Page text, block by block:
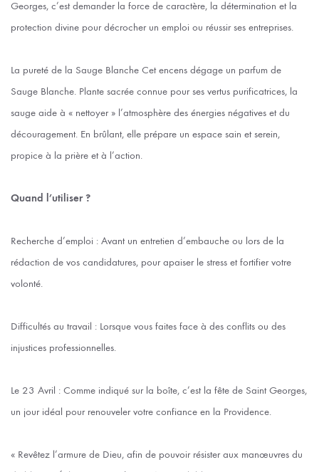
Georges, c’est demander la force de caractère, la détermination et la
protection divine pour décrocher un emploi ou réussir ses entreprises.
La pureté de la Sauge Blanche Cet encens dégage un parfum de
Sauge Blanche. Plante sacrée connue pour ses vertus purificatrices, la
sauge aide à « nettoyer » l’atmosphère des énergies négatives et du
découragement. En brûlant, elle prépare un espace sain et serein,
propice à la prière et à l’action.
Quand l’utiliser ?
Recherche d’emploi : Avant un entretien d’embauche ou lors de la
rédaction de vos candidatures, pour apaiser le stress et fortifier votre
volonté.
Difficultés au travail : Lorsque vous faites face à des conflits ou des
injustices professionnelles.
Le 23 Avril : Comme indiqué sur la boîte, c’est la fête de Saint Georges,
un jour idéal pour renouveler votre confiance en la Providence.
« Revêtez l’armure de Dieu, afin de pouvoir résister aux manœuvres du